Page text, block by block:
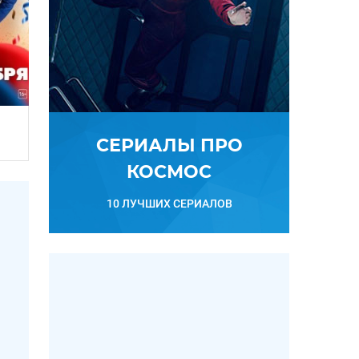
СЕРИАЛЫ ПРО
КОСМОС
10 ЛУЧШИХ СЕРИАЛОВ